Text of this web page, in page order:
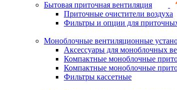
Бытовая приточная вентиляция
Приточные очистители воздуха
Фильтры и опции для
Моноблочные вентиляционные
Аксессуары для моноблочных
Компактные моноблочные
Компактные моноблочные
Фильтры кассетные